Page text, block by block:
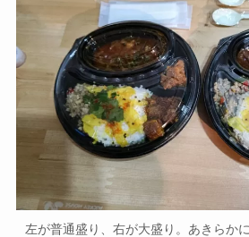
左が普通盛り、右が大盛り。あきらか